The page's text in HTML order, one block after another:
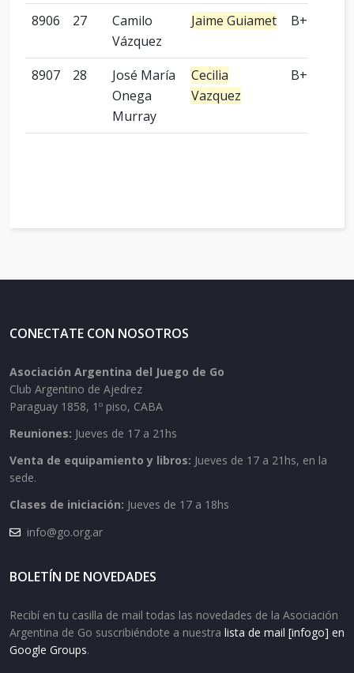
8906 27
Camilo
Vázquez
Jaime Guiamet B+P
8907 28
José María
Onega
Murray
Cecilia
Vazquez
B+P
CONECTATE CON NOSOTROS
Asociación Argentina del Juego de Go
Club Argentino de Ajedrez
Paraguay 1858, 1º piso, CABA
Reuniones: Jueves de 17 a 21hs
Venta de equipamiento y libros: Jueves de 17 a 21hs, en la
sede.
Clases de iniciación: Jueves de 17 a 18hs
info@go.org.ar
BOLETÍN DE NOVEDADES
Recibí en tu casilla de mail todas las novedades de la Asociación
Argentina de Go suscribiéndote a nuestra lista de mail [infogo] en
Google Groups.